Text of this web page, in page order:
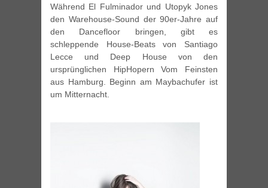
Während El Fulminador und Utopyk Jones
den Warehouse-Sound der 90er-Jahre auf
den Dancefloor bringen, gibt es
schleppende House-Beats von Santiago
Lecce und Deep House von den
ursprünglichen HipHopern Vom Feinsten
aus Hamburg. Beginn am Maybachufer ist
um Mitternacht.